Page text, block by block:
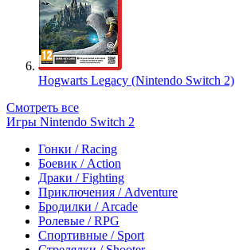
Hogwarts Legacy (Nintendo Switch 2)
Смотреть все
Игры Nintendo Switch 2
Гонки / Racing
Боевик / Action
Драки / Fighting
Приключения / Adventure
Бродилки / Arcade
Ролевые / RPG
Спортивные / Sport